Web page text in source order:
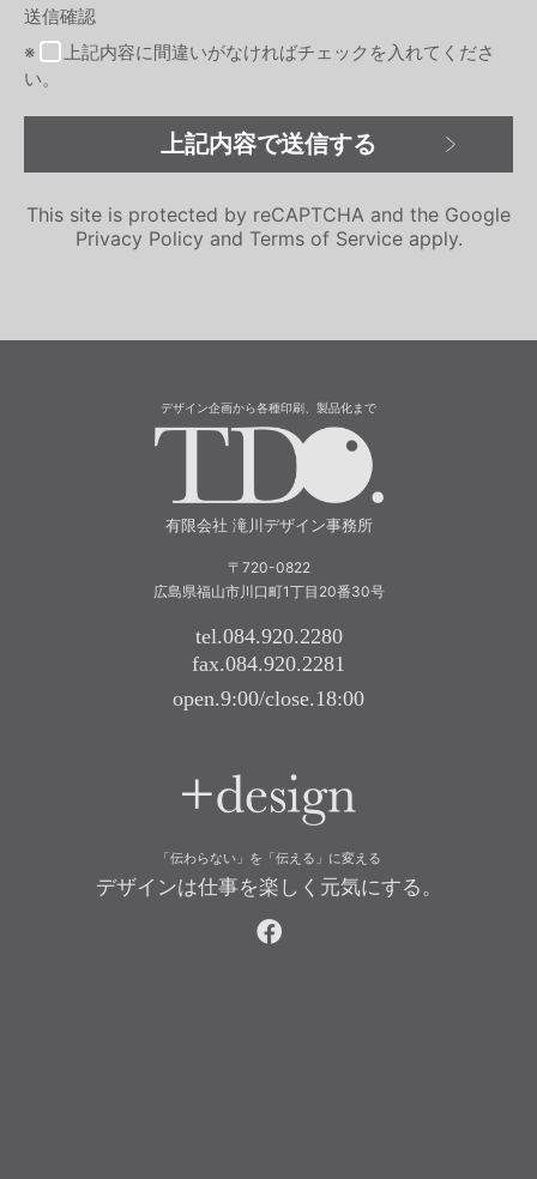
送信確認
※
上記内容に間違いがなければチェックを入れてくださ
い。
This site is protected by reCAPTCHA and the Google
Privacy Policy and Terms of Serviceapply.
デザイン企画から各種印刷、製品化まで
有限会社 滝川デザイン事務所
〒720-0822
広島県福山市川口町1丁目20番30号
tel.084.920.2280
fax.084.920.2281
open.9:00/close.18:00
「伝わらない」を「伝える」に変える
デザインは仕事を楽しく元気にする。
facebook